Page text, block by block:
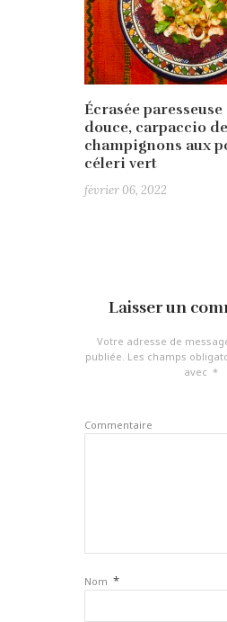
Écrasée
douce, carpaccio de
champignons aux
céleri vert
février 06, 2022
Laisser un
Votre adresse de
publiée. Les champs
avec *
Commentaire
Nom *